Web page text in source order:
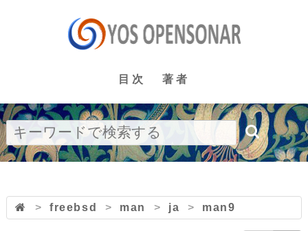
目次 著者
> freebsd > man > ja > man9